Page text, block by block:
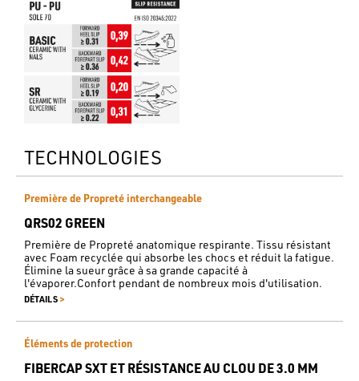
TECHNOLOGIES
Première de Propreté interchangeable
QRS02 GREEN
Première de Propreté anatomique respirante. Tissu résistant
avec Foam recyclée qui absorbe les chocs et réduit la fatigue.
Élimine la sueur grâce à sa grande capacité à
l'évaporer.Confort pendant de nombreux mois d'utilisation.
DÉTAILS >
Éléments de protection
FIBERCAP SXT ET RÉSISTANCE AU CLOU DE 3.0 MM